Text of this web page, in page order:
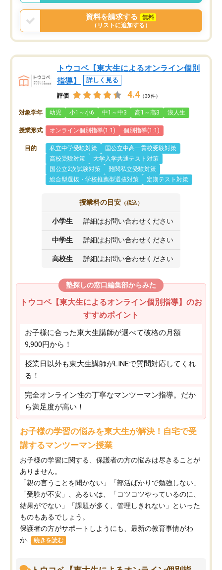
資料を請求する
無料
（リストに追加する）
トウコベ【東大生によるオンライン個別
指導】
詳しく見る
評価 4.4 （38件）
対象学年 幼児 小1～小6 中1～中3 高1～高3 浪人生
授業形式 オンライン個別指導(1:1) 個別指導(1:1)
目的 私立中学受験対策
国公立中高一貫校受験対策
高校受験対策
大学入学共通テスト対策
国公立2次試験対策
難関私立受験対策
総合型選抜・学校推薦型選抜対策
定期テスト対策
授業料の目安 （税込）
小学生 詳細はお問い合わせください
中学生 詳細はお問い合わせください
高校生 詳細はお問い合わせください
塾探しの窓口編集部からみた
トウコベ【東大生によるオンライン個別指導】のお
すすめポイント
お子様に合った東大生講師が選べて破格の月額
9,900円から！
授業日以外も東大生講師がLINEで質問対応してくれ
る！
完全オンライン性の丁寧なマンツーマン指導。だか
ら満足度が高い！
お子様の学習の悩みを東大生が解決！自宅で受
講するマンツーマン授業
お子様の学習に関する、保護者の方の悩みは尽きることが
ありません。
「親の言うことを聞かない」「部活ばかりで勉強しない」
「受験が不安」、あるいは、「コツコツやっているのに、
結果がでない」「課題が多く、管理しきれない」といった
ものもあるでしょう。
保護者の方がサポートしようにも、最新の教育事情がわ
か...
続きを読む